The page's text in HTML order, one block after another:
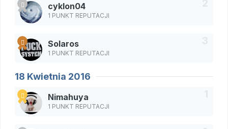
cyklon04
1 PUNKT REPUTACJI
Solaros
1 PUNKT REPUTACJI
18 Kwietnia 2016
Nimahuya
1 PUNKT REPUTACJI